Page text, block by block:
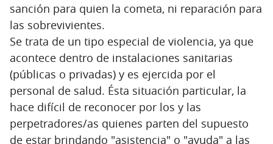
sanción para quien la cometa, ni reparación para
las sobrevivientes.
Se trata de un tipo especial de violencia, ya que
acontece dentro de instalaciones sanitarias
(públicas o privadas) y es ejercida por el
personal de salud. Ésta situación particular, la
hace difícil de reconocer por los y las
perpetradores/as quienes parten del supuesto
de estar brindando "asistencia" o "ayuda" a las